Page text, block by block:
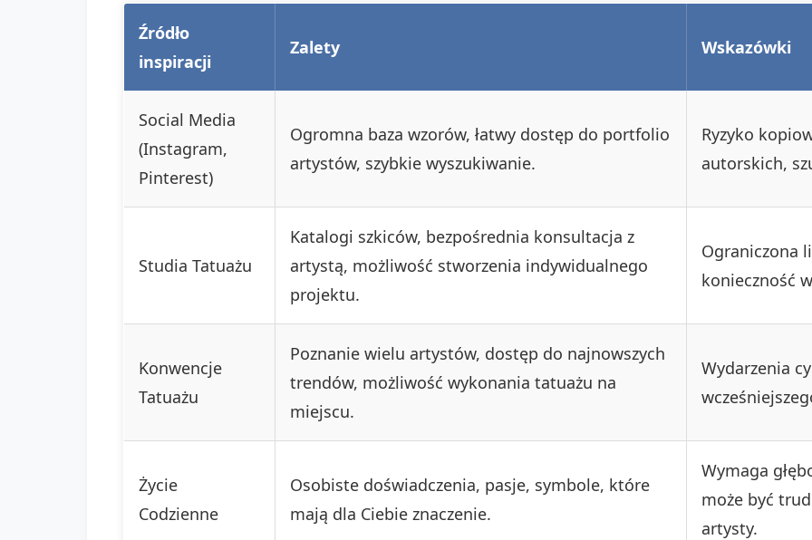
Źródło
inspiracji
Zalety Wskazówki
Social Media
(Instagram,
Pinterest)
Ogromna baza wzorów, łatwy dostęp do portfolio
artystów, szybkie wyszukiwanie.
Ryzyko
autorskich,
Studia Tatuażu
Katalogi szkiców, bezpośrednia konsultacja z
artystą, możliwość stworzenia indywidualnego
projektu.
Ograniczona
konieczność
Konwencje
Tatuażu
Poznanie wielu artystów, dostęp do najnowszych
trendów, możliwość wykonania tatuażu na
miejscu.
Wydarzenia
Życie
Codzienne
Osobiste doświadczenia, pasje, symbole, które
mają dla Ciebie znaczenie.
Wymaga
może być
artysty.